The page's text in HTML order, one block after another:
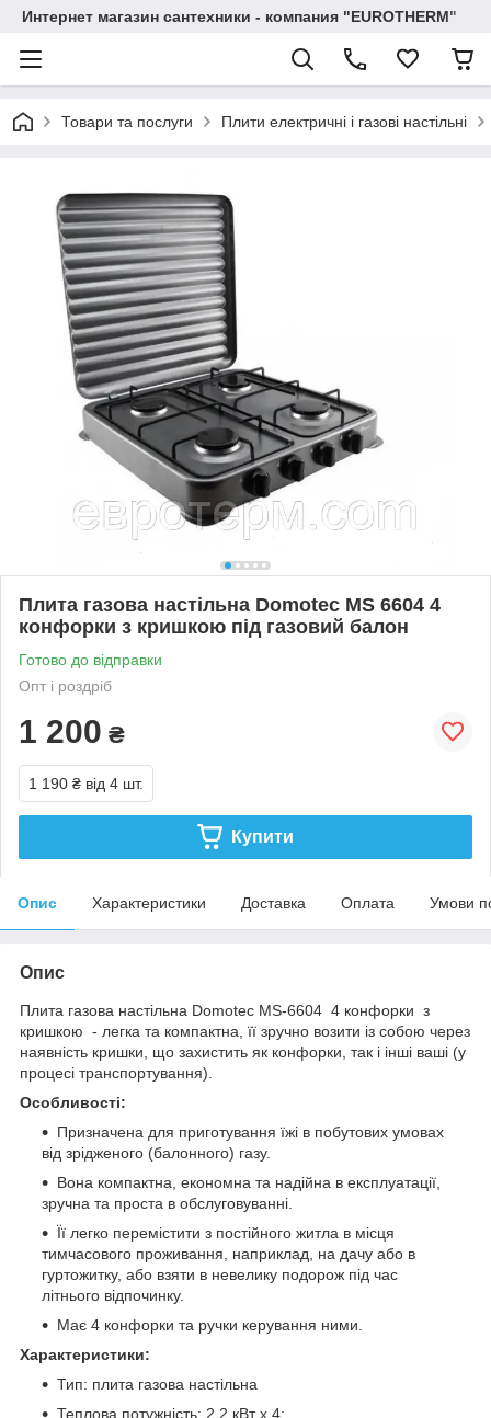
Интернет магазин сантехники - компания "EUROTHERM"
Товари та послуги Плити електричні і газові настільні
Плита газова настільна Domotec MS 6604 4
конфорки з кришкою під газовий балон
Готово до відправки
Опт і роздріб
1 200 ₴
1 190 ₴ від 4 шт.
Купити
Опис Характеристики Доставка Оплата Умови
Опис
Плита газова настільна Domotec MS-6604 4 конфорки з
кришкою - легка та компактна, її зручно возити із собою через
наявність кришки, що захистить як конфорки, так і інші ваші (у
процесі транспортування).
Особливості:
Призначена для приготування їжі в побутових умовах
від зрідженого (балонного) газу.
Вона компактна, економна та надійна в експлуатації,
зручна та проста в обслуговуванні.
Її легко перемістити з постійного житла в місця
тимчасового проживання, наприклад, на дачу або в
гуртожитку, або взяти в невелику подорож під час
літнього відпочинку.
Має 4 конфорки та ручки керування ними.
Характеристики:
Тип: плита газова настільна
Теплова потужність: 2,2 кВт х 4;